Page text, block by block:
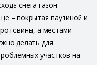
снега газон
– покрытая паутиной и
а местами
делать для
участков на